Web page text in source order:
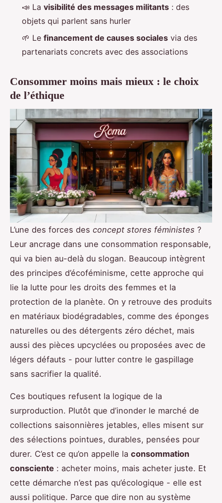
📣 La visibilité des messages militants : des
objets qui parlent sans hurler
🌱 Le financement de causes sociales via des
partenariats concrets avec des associations
Consommer moins mais mieux : le choix
de l’éthique
L’une des forces des concept stores féministes ?
Leur ancrage dans une consommation responsable,
qui va bien au-delà du slogan. Beaucoup intègrent
des principes d’écoféminisme, cette approche qui
lie la lutte pour les droits des femmes et la
protection de la planète. On y retrouve des produits
en matériaux biodégradables, comme des éponges
naturelles ou des détergents zéro déchet, mais
aussi des pièces upcyclées ou proposées avec de
légers défauts - pour lutter contre le gaspillage
sans sacrifier la qualité.
Ces boutiques refusent la logique de la
surproduction. Plutôt que d’inonder le marché de
collections saisonnières jetables, elles misent sur
des sélections pointues, durables, pensées pour
durer. C’est ce qu’on appelle la consommation
consciente : acheter moins, mais acheter juste. Et
cette démarche n’est pas qu’écologique - elle est
aussi politique. Parce que dire non au système